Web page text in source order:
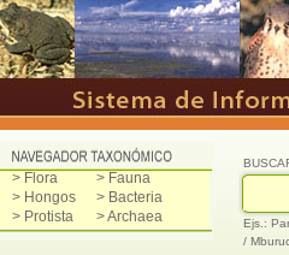
> Flora
> Fauna
> Hongos
> Bacteria
> Protista
> Archaea
Ejs.:
/